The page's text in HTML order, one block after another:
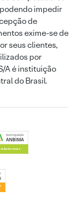
impedir
de
exime-se de
seus clientes,
por
A é instituição
do Brasil.